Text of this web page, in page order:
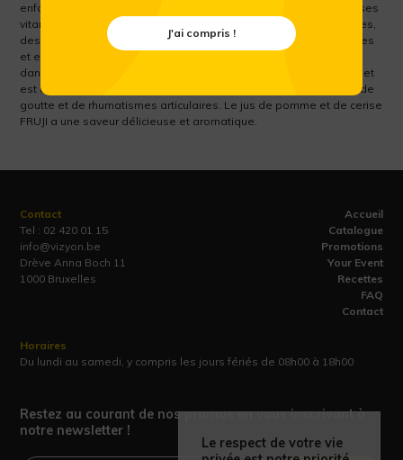
enfants et les nourrissons. Le jus de cerise contient de nombreuses
vitamines (B1, B2, B3 ou niacine et C) et est riche en antocyanidines,
des antioxydants qui maintiennent la peau et les capillaires jeunes
et en condition optimale. Le jus de cerise maintient l’acide urique
dans notre corps à un niveau correct (désacidifiant et diurétique) et
est donc également recommandé pour les personnes souffrant de
goutte et de rhumatismes articulaires. Le jus de pomme et de cerise
FRUJI a une saveur délicieuse et aromatique.
Accueil
Catalogue
Promotions
Your Event
Recettes
FAQ
Contact
Contact
Tel : 02 420 01 15
info@vizyon.be
Drève Anna Boch 11
1000 Bruxelles
Horaires
Du lundi au samedi, y compris les jours fériés de 08h00 à 18h00
Restez au courant de nos promos en vous inscrivant à
notre newsletter !
Le respect de votre vie
J'ai compris !